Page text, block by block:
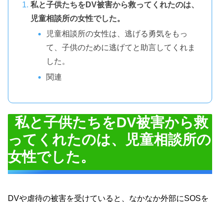
私と子供たちをDV被害から救ってくれたのは、
児童相談所の女性でした。
児童相談所の女性は、逃げる勇気をもっ
て、子供のために逃げてと助言してくれま
した。
関連
私と子供たちをDV被害から救
ってくれたのは、児童相談所の
女性でした。
DVや虐待の被害を受けていると、なかなか外部にSOSを